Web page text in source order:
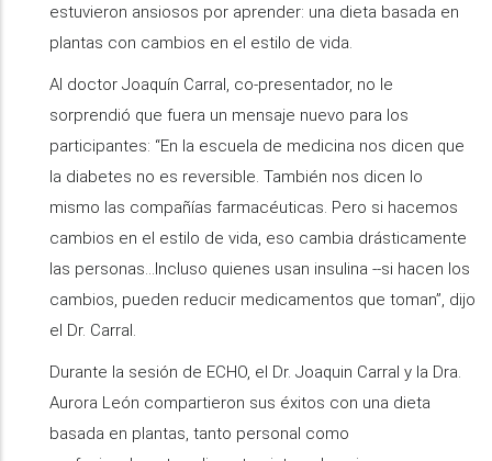
estuvieron ansiosos por aprender: una dieta basada en
plantas con cambios en el estilo de vida.
Al doctor Joaquín Carral, co-presentador, no le
sorprendió que fuera un mensaje nuevo para los
participantes: “En la escuela de medicina nos dicen que
la diabetes no es reversible. También nos dicen lo
mismo las compañías farmacéuticas. Pero si hacemos
cambios en el estilo de vida, eso cambia drásticamente
las personas...Incluso quienes usan insulina --si hacen los
cambios, pueden reducir medicamentos que toman”, dijo
el Dr. Carral.
Durante la sesión de ECHO, el Dr. Joaquin Carral y la Dra.
Aurora León compartieron sus éxitos con una dieta
basada en plantas, tanto personal como